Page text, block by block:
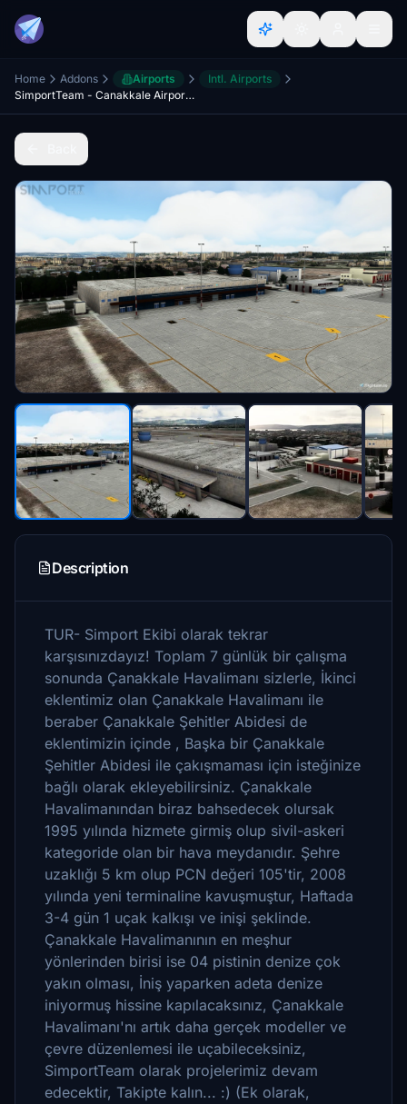
Home Addons Airports
Intl. Airports
SimportTeam - Canakkale Airport |LTBH| , Turkey
Description
TUR- Simport Ekibi olarak tekrar
karşısınızdayız! Toplam 7 günlük bir çalışma
sonunda Çanakkale Havalimanı sizlerle, İkinci
eklentimiz olan Çanakkale Havalimanı ile
beraber Çanakkale Şehitler Abidesi de
eklentimizin içinde , Başka bir Çanakkale
Şehitler Abidesi ile çakışmaması için isteğinize
bağlı olarak ekleyebilirsiniz. Çanakkale
Havalimanından biraz bahsedecek olursak
1995 yılında hizmete girmiş olup sivil-askeri
kategoride olan bir hava meydanıdır. Şehre
uzaklığı 5 km olup PCN değeri 105'tir, 2008
yılında yeni terminaline kavuşmuştur, Haftada
3-4 gün 1 uçak kalkışı ve inişi şeklinde.
Çanakkale Havalimanının en meşhur
yönlerinden birisi ise 04 pistinin denize çok
yakın olması, İniş yaparken adeta denize
iniyormuş hissine kapılacaksınız, Çanakkale
Havalimanı'nı artık daha gerçek modeller ve
çevre düzenlemesi ile uçabileceksiniz,
SimportTeam olarak projelerimiz devam
edecektir, Takipte kalın... :) (Ek olarak,